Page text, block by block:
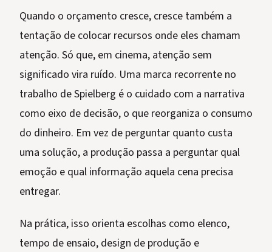
Quando o orçamento cresce, cresce também a
tentação de colocar recursos onde eles chamam
atenção. Só que, em cinema, atenção sem
significado vira ruído. Uma marca recorrente no
trabalho de Spielberg é o cuidado com a narrativa
como eixo de decisão, o que reorganiza o consumo
do dinheiro. Em vez de perguntar quanto custa
uma solução, a produção passa a perguntar qual
emoção e qual informação aquela cena precisa
entregar.
Na prática, isso orienta escolhas como elenco,
tempo de ensaio, design de produção e